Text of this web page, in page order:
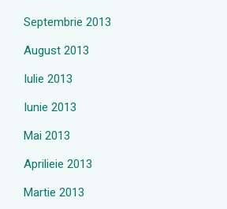
Septembrie 2013
August 2013
Iulie 2013
Iunie 2013
Mai 2013
Aprilieie 2013
Martie 2013